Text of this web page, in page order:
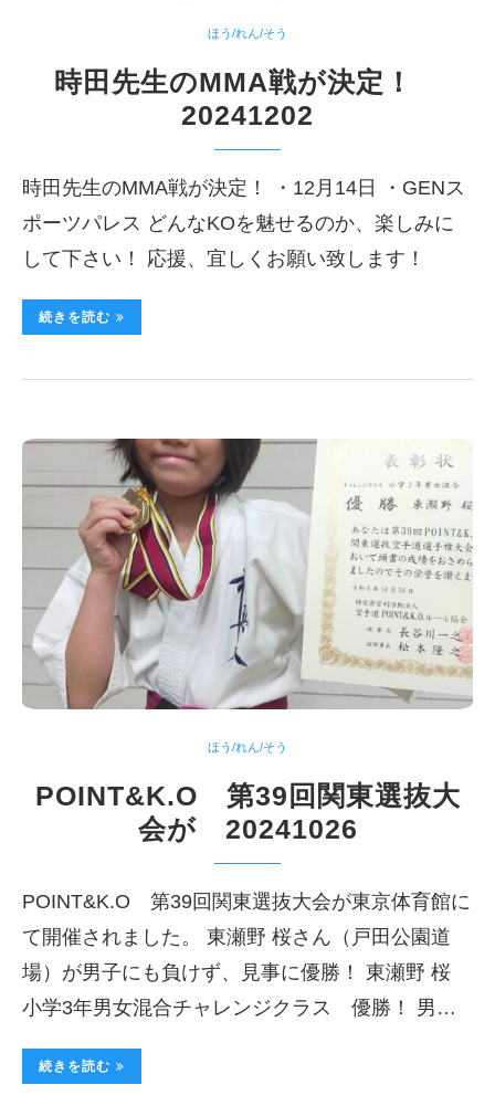
ほう/れん/そう
時田先生のMMA戦が決定！
20241202
時田先生のMMA戦が決定！ ・12月14日 ・GENス
ポーツパレス どんなKOを魅せるのか、楽しみに
して下さい！ 応援、宜しくお願い致します！
続きを読む
ほう/れん/そう
POINT&K.O 第39回関東選抜大
会が 20241026
POINT&K.O 第39回関東選抜大会が東京体育館に
て開催されました。 東瀬野 桜さん（戸田公園道
場）が男子にも負けず、見事に優勝！ 東瀬野 桜
小学3年男女混合チャレンジクラス 優勝！ 男…
続きを読む